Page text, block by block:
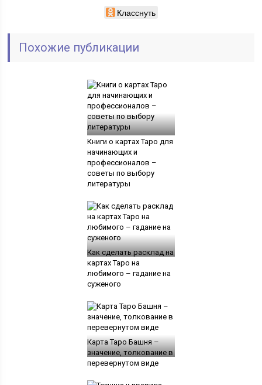
Класснуть
Похожие публикации
Книги о картах Таро для
начинающих и
профессионалов –
советы по выбору
литературы
Как сделать расклад на
картах Таро на
любимого – гадание на
суженого
Карта Таро Башня –
значение, толкование в
перевернутом виде